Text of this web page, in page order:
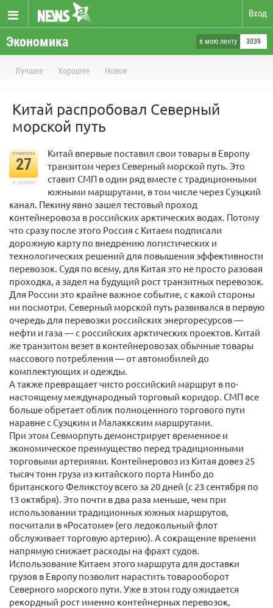
Вход
Экономика в мою ленту 3039
Лучшее Хорошее Новое
Китай распробовал Северный
морской путь
отметили
27
в архиве
Китай впервые поставил свои товары в Европу
транзитом через Северный морской путь. Это
ставит СМП в один ряд вместе с традиционными
южными маршрутами, в том числе через Суэцкий
канал. Пекину явно зашел тестовый проход
контейнеровоза в российских арктических водах. Потому
что сразу после этого Россия с Китаем подписали
дорожную карту по внедрению логистических и
технологических решений для повышения эффективности
перевозок. Судя по всему, для Китая это не просто разовая
проходка, а задел на будущий рост транзитных перевозок.
Для России это крайне важное событие, с какой стороны
ни посмотри. Северный морской путь развивался в первую
очередь для перевозки российских энергоресурсов —
нефти и газа — с российских арктических проектов. Китай
же транзитом везет в контейнеровозах обычные товары
массового потребления — от автомобилей до
комплектующих и одежды.
А также превращает чисто российский маршрут в по-
настоящему международный торговый коридор. СМП все
больше обретает облик полноценного торгового пути
наравне с Суэцким и Малаккским маршрутами.
При этом Севморпуть демонстрирует временное и
экономическое преимущество перед традиционными
торговыми артериями. Контейнеровоз из Китая довез 25
тысяч тонн груза из китайского порта Нинбо до
британского Феликстоу всего за 20 дней (с 23 сентября по
13 октября). Это почти в два раза меньше, чем при
использовании традиционных южных маршрутов,
посчитали в «Росатоме» (его ледокольный флот
обслуживает торговую артерию). А сокращение времени
напрямую снижает расходы на фрахт судов.
Использование Китаем этого маршрута для доставки
грузов в Европу позволит нарастить товарооборот
Северного морского пути. Уже в этом году ожидается
рекордный рост именно контейнерных перевозок,